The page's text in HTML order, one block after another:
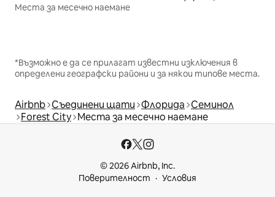
Места за месечно наемане
*Възможно е да се прилагат известни изключения в
определени географски райони и за някои типове места.
Airbnb Съединени щати Флорида Семинол
Forest City Места за месечно наемане
© 2026 Airbnb, Inc.
Поверителност
Условия